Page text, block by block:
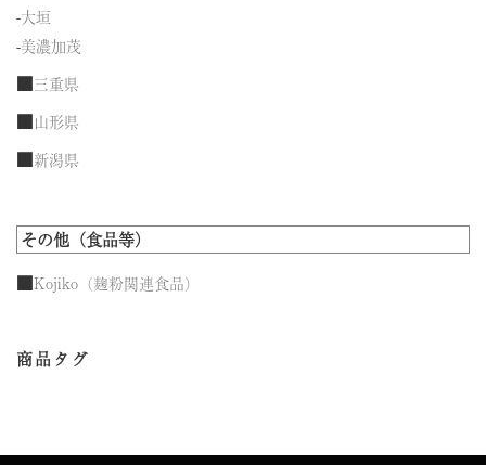
-大垣
-美濃加茂
■三重県
■山形県
■新潟県
その他（食品等）
■Kojiko（麹粉関連食品）
商品タグ